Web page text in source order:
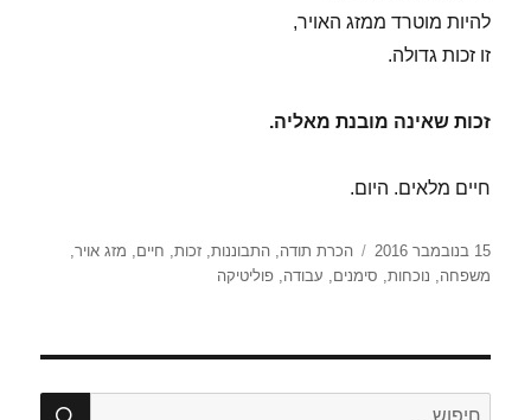
להיות מוטרד ממזג האויר,
זו זכות גדולה.
זכות שאינה מובנת מאליה.
חיים מלאים. היום.
פורסם
בתאריך
15 בנובמבר 2016 תגיות
הכרת תודה,התבוננות,זכות, חיים, מזג אויר,
משפחה, נוכחות, סימנים, עבודה,פוליטיקה
חפש: